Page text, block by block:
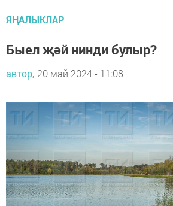
ЯҢАЛЫКЛАР
Быел җәй нинди булыр?
автор, 20 май 2024 - 11:08